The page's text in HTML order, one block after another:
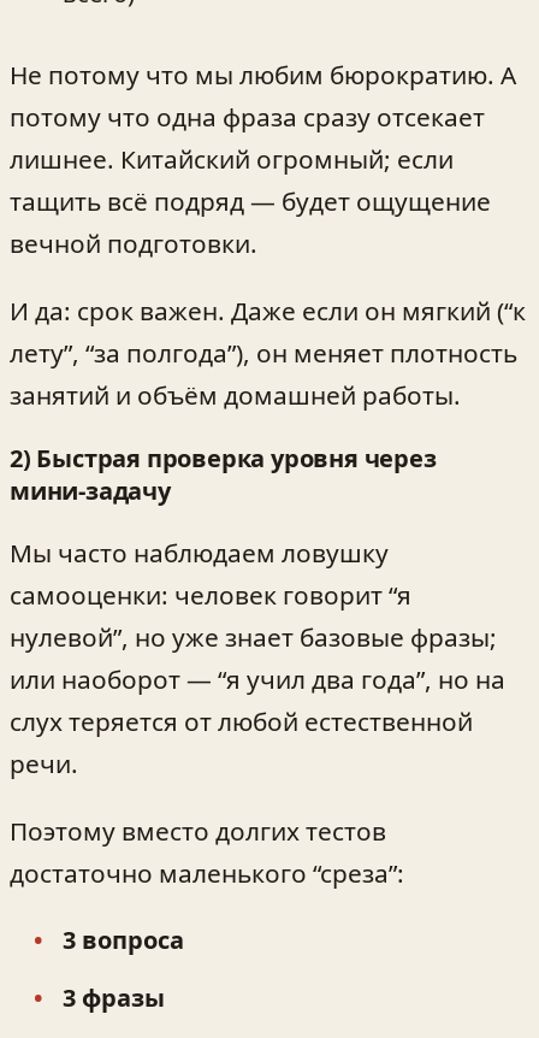
Не потому что мы любим бюрократию. А
потому что одна фраза сразу отсекает
лишнее. Китайский огромный; если
тащить всё подряд — будет ощущение
вечной подготовки.
И да: срок важен. Даже если он мягкий (“к
лету”, “за полгода”), он меняет плотность
занятий и объём домашней работы.
2) Быстрая проверка уровня через
мини‑задачу
Мы часто наблюдаем ловушку
самооценки: человек говорит “я
нулевой”, но уже знает базовые фразы;
или наоборот — “я учил два года”, но на
слух теряется от любой естественной
речи.
Поэтому вместо долгих тестов
достаточно маленького “среза”:
3 вопроса
3 фразы